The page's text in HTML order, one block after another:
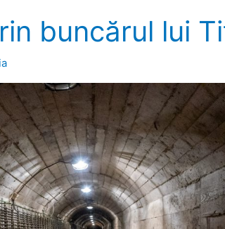
buncărul lui